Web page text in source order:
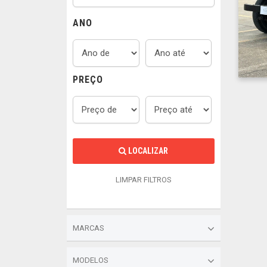
ANO
PREÇO
LOCALIZAR
LIMPAR FILTROS
MARCAS
MODELOS